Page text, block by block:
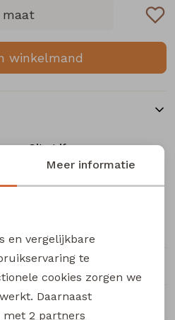
maat
winkelmand
City Life
Dames Jurk
CX80211 Z10680
Meer informatie
en vergelijkbare
te
cookies zorgen we
Daarnaast
met 2 partners